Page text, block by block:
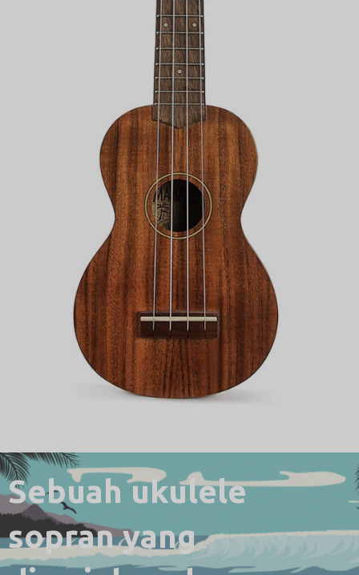
Sebuah ukulele
sopran yang